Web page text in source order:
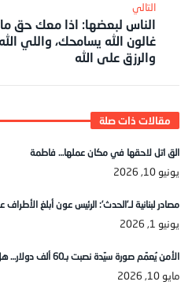
‎التالي
الناس لبعضها: اذا معك حق
والرزق على الله
الق اتل لاحقها في مكان عملها… فاطمة
يونيو 10, 2026
مصادر لبنانية لـ’الحدث’: الرئيس عون أبلغ
يونيو 1, 2026
الأمن يُعمّم صورة سيّدة نصبت بـ60 ألف دولار… هل تعرفون مكانها؟
مايو 10, 2026